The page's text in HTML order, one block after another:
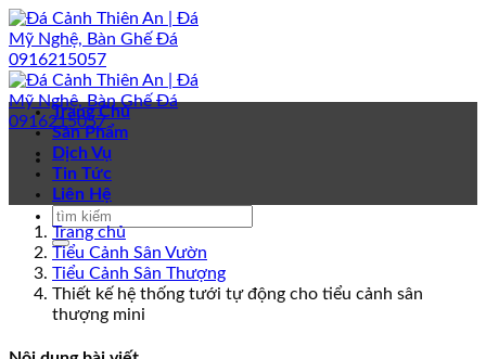
Bỏ
qua
nội
dung
Trang Chủ
Sản Phẩm
Dịch Vụ
Tin Tức
Liên Hệ
Trang chủ
Tiểu Cảnh Sân Vườn
Tiểu Cảnh Sân Thượng
Thiết kế hệ thống tưới tự động cho tiểu cảnh sân
thượng mini